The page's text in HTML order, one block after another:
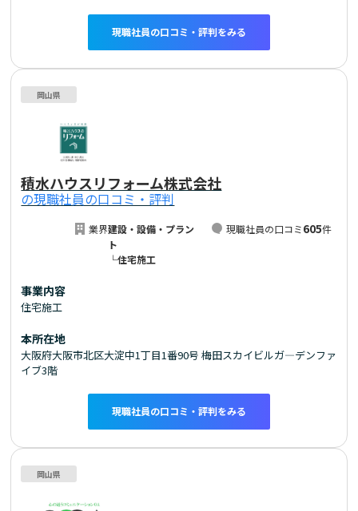
現職社員の口コミ・評判をみる
岡山県
積水ハウスリフォーム株式会社
の現職社員の口コミ・評判
業界建設・設備・プラン
ト
└住宅施工
現職社員の口コミ605件
事業内容
住宅施工
本所在地
大阪府大阪市北区大淀中1丁目1番90号 梅田スカイビルガ―デンファ
イブ3階
現職社員の口コミ・評判をみる
岡山県